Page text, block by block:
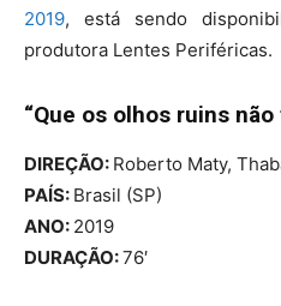
2019, está sendo
produtora Lentes Periféricas.
“Que os olhos ruins
DIREÇÃO: Roberto Maty,
PAÍS: Brasil (SP)
ANO: 2019
DURAÇÃO:76′